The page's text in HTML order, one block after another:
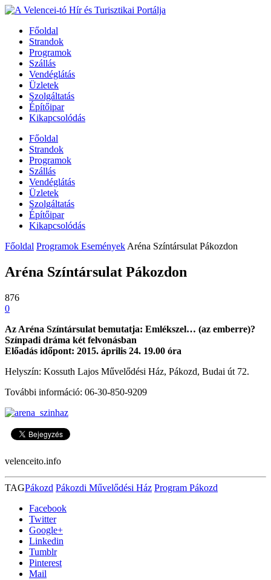
Főoldal
Strandok
Programok
Szállás
Vendéglátás
Üzletek
Szolgáltatás
Építőipar
Kikapcsolódás
Főoldal
Strandok
Programok
Szállás
Vendéglátás
Üzletek
Szolgáltatás
Építőipar
Kikapcsolódás
Főoldal Programok Események Aréna Színtársulat Pákozdon
Aréna Színtársulat Pákozdon
876
0
Az Aréna Színtársulat bemutatja: Emlékszel… (az emberre)?
Színpadi dráma két felvonásban
Előadás időpont: 2015. április 24. 19.00 óra
Helyszín: Kossuth Lajos Művelődési Ház, Pákozd, Budai út 72.
További információ: 06-30-850-9209
velenceito.info
TAGPákozd Pákozdi Művelődési Ház Program Pákozd
Facebook
Twitter
Google+
Linkedin
Tumblr
Pinterest
Mail